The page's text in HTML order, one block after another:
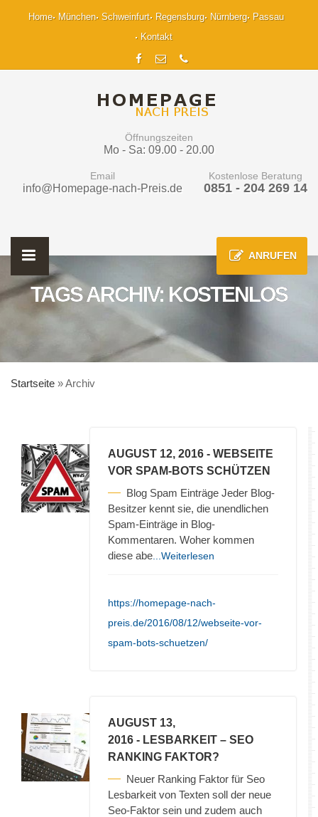
Home München Schweinfurt Regensburg Nürnberg
Passau
Kontakt
Öffnungszeiten
Mo - Sa: 09.00 - 20.00
Email
info@Homepage-nach-Preis.de
Kostenlose Beratung
0851 - 204 269 14
ANRUFEN
TAGS ARCHIV: KOSTENLOS
Startseite »Archiv
AUGUST 12, 2016 - WEBSEITE
VOR SPAM-BOTS SCHÜTZEN
Blog Spam Einträge Jeder Blog-
Besitzer kennt sie, die unendlichen
Spam-Einträge in Blog-
Kommentaren. Woher kommen
diese abe ...Weiterlesen
https://homepage-nach-
preis.de/2016/08/12/webseite-vor-
spam-bots-schuetzen/
AUGUST 13,
2016 - LESBARKEIT – SEO
RANKING FAKTOR?
Neuer Ranking Faktor für Seo
Lesbarkeit von Texten soll der neue
Seo-Faktor sein und zudem auch